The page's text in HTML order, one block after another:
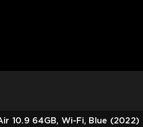
10.9 64GB, Wi-Fi, Blue (2022)